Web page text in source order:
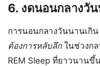
6. งดนอนกลางวัน
การนอนกลางวันนานเกิ
ต้องการหลับลึกในช่วงกล
REM Sleep ที่ยาวนานขึ้